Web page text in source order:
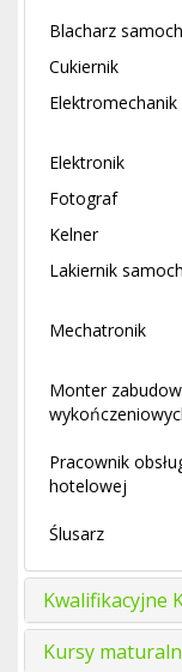
Blacharz
Cukiernik
Elektromechanik
Elektronik
Fotograf
Kelner
Lakiernik
Mechatronik
Monter
Pracownik
hotelowej
Ślusarz
Kwalifikacyjne
Kursy